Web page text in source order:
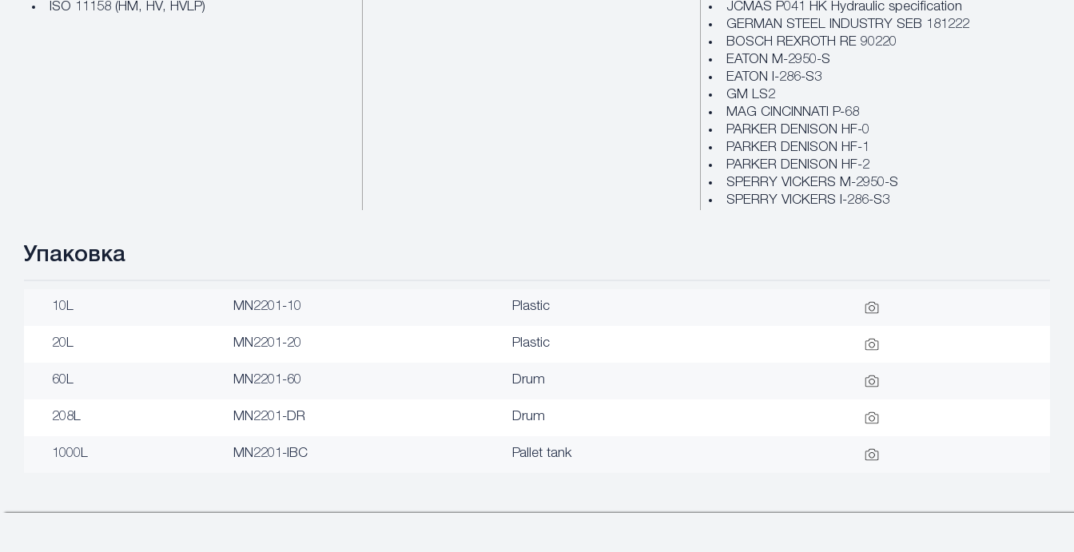
ISO 11158 (HM, HV, HVLP)
JCMAS P041 HK Hydraulic specification
GERMAN STEEL INDUSTRY SEB 181222
BOSCH REXROTH RE 90220
EATON M-2950-S
EATON I-286-S3
GM LS2
MAG CINCINNATI P-68
PARKER DENISON HF-0
PARKER DENISON HF-1
PARKER DENISON HF-2
SPERRY VICKERS M-2950-S
SPERRY VICKERS I-286-S3
Упаковка
10L MN2201-10 Plastic
20L MN2201-20 Plastic
60L MN2201-60 Drum
208L MN2201-DR Drum
1000L MN2201-IBC Pallet tank